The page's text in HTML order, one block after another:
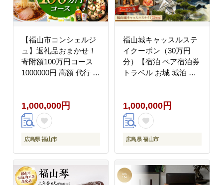
【福山市コンシェルジ
ュ】返礼品おまかせ！
寄附額100万円コース
1000000円 高額 代行 サ
海鮮 酒 焼酎 布団 寝具
枕 家具 お菓子 寄附
[BAZZ018]
1,000,000円
広島県 福山市
福山城キャッスルステ
イクーポン（30万円
分）【宿泊 ペア宿泊券
トラベル お城 城泊 旅
1,000,000円
広島県 福山市